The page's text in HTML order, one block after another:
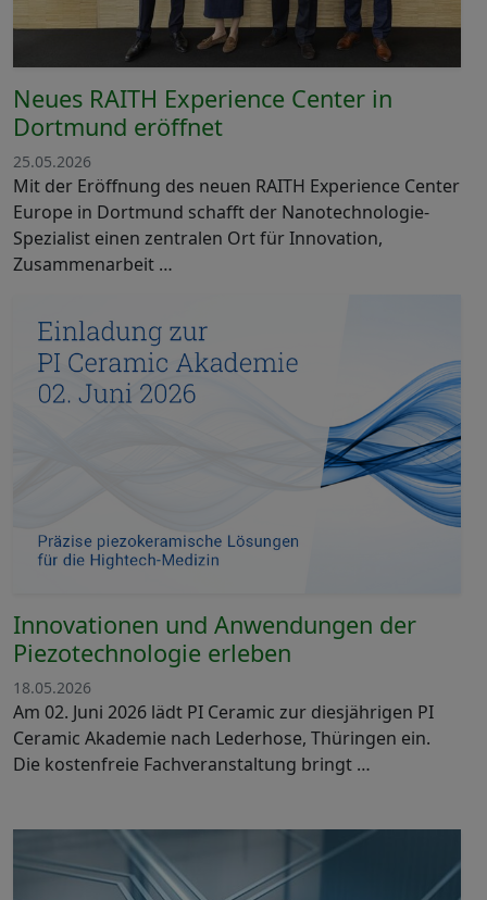
Neues RAITH Experience Center in
Dortmund eröffnet
25.05.2026
Mit der Eröffnung des neuen RAITH Experience Center
Europe in Dortmund schafft der Nanotechnologie-
Spezialist einen zentralen Ort für Innovation,
Zusammenarbeit …
Innovationen und Anwendungen der
Piezotechnologie erleben
18.05.2026
Am 02. Juni 2026 lädt PI Ceramic zur diesjährigen PI
Ceramic Akademie nach Lederhose, Thüringen ein.
Die kostenfreie Fachveranstaltung bringt …